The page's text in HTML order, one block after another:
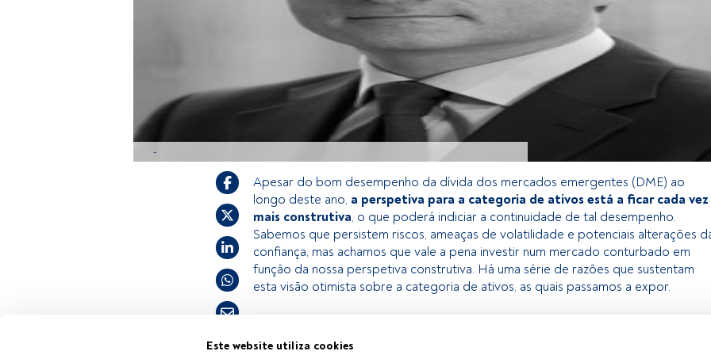
Este website utiliza cookies
-
Apesar do bom desempenho da dívida dos mercados emergentes (DME) ao
longo deste ano, a perspetiva para a categoria de ativos está a ficar cada vez
mais construtiva, o que poderá indiciar a continuidade de tal desempenho.
Sabemos que persistem riscos, ameaças de volatilidade e potenciais alterações
confiança, mas achamos que vale a pena investir num mercado conturbado em
função da nossa perspetiva construtiva. Há uma série de razões que sustentam
esta visão otimista sobre a categoria de ativos, as quais passamos a expor.
Este é um artigo exclusivo para os utilizadores registados da FundsPeople. Se já